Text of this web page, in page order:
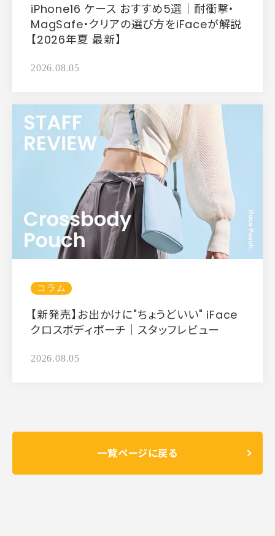
iPhone16 ケース おすすめ5選｜耐衝撃・
MagSafe・クリアの選び方をiFaceが解説
【2026年夏 最新】
2026.08.05
コラム
【新発売】お出かけに"ちょうどいい" iFace
クロスボディポーチ｜スタッフレビュー
2026.08.05
一覧ページに戻る